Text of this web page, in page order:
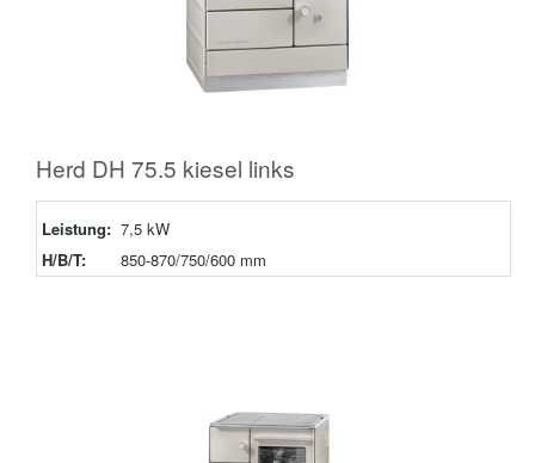
Herd DH 75.5 kiesel links
Leistung: 7,5 kW
H/B/T:
850-870/750/600 mm